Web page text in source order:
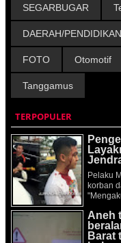
SEGARBUGAR
DAERAH/PENDIDIKAN
FOTO Otomotif
Tanggamus
TERPOPULER
Pelaku
korban
Aneh
Barat